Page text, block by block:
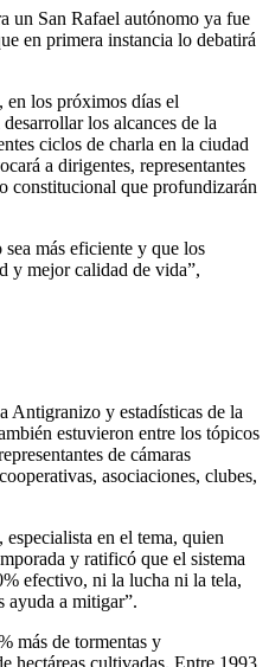
un San Rafael autónomo ya fue
en primera instancia lo debatirá
los próximos días el
los alcances de la
ciclos de charla en la ciudad
a dirigentes, representantes
constitucional que profundizarán
más eficiente y que los
y mejor calidad de vida”,
Antigranizo y estadísticas de la
estuvieron entre los tópicos
de cámaras
asociaciones, clubes,
en el tema, quien
y ratificó que el sistema
efectivo, ni la lucha ni la tela,
ayuda a mitigar”.
más de tormentas y
hectáreas cultivadas. Entre 1993